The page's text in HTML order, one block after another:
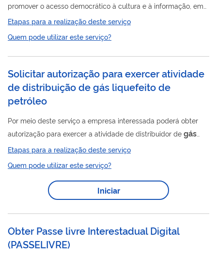
promover o acesso democrático à cultura e à informação, em
um espaço de inclusão social, visando auxiliar na educação e
no desenvolvimento sociocultural, minimizar a exclusão social,
contribuir para a compreensão das diferenças socioculturais,
Fórum Itaboraí (BLFI) é composto por assuntos relacionados à...
Etapas para a realização deste serviço
Quem pode utilizar este serviço?
Solicitar autorização para exercer atividade
de distribuição de gás liquefeito de
petróleo
Por meio deste serviço a empresa interessada poderá obter
autorização para exercer a atividade de distribuidor de gás
liquefeito de petróleo (GLP). Para utilizar esse serviço você
deve ter um cadastro como usuário externo do SEI-ANP. Para
mais informações acesse o serviço " Solicitar cadastro como
usuário externo no SEI-ANP ".
Etapas para a realização deste serviço
Quem pode utilizar este serviço?
Iniciar
Obter Passe livre Interestadual Digital
(PASSELIVRE)